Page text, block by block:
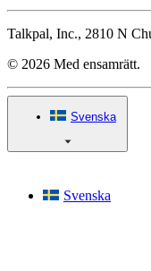
Talkpal, Inc., 2810 N
© 2026 Med ensamrätt.
Svenska
Svenska